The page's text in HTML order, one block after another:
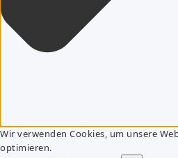
Wir verwenden Cookies, um unsere
optimieren.